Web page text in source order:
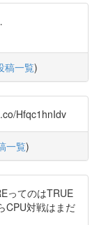
稿一覧)
Hfqc1hnIdv
一覧)
ってのはTRUE
CPU対戦はまだ